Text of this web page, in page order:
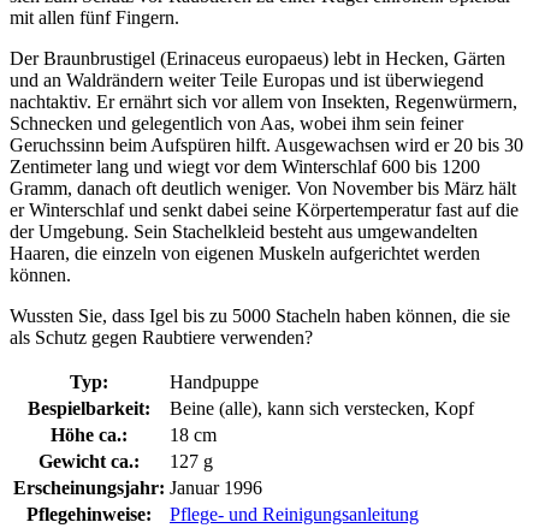
mit allen fünf Fingern.
Der Braunbrustigel (Erinaceus europaeus) lebt in Hecken, Gärten
und an Waldrändern weiter Teile Europas und ist überwiegend
nachtaktiv. Er ernährt sich vor allem von Insekten, Regenwürmern,
Schnecken und gelegentlich von Aas, wobei ihm sein feiner
Geruchssinn beim Aufspüren hilft. Ausgewachsen wird er 20 bis 30
Zentimeter lang und wiegt vor dem Winterschlaf 600 bis 1200
Gramm, danach oft deutlich weniger. Von November bis März hält
er Winterschlaf und senkt dabei seine Körpertemperatur fast auf die
der Umgebung. Sein Stachelkleid besteht aus umgewandelten
Haaren, die einzeln von eigenen Muskeln aufgerichtet werden
können.
Wussten Sie, dass Igel bis zu 5000 Stacheln haben können, die sie
als Schutz gegen Raubtiere verwenden?
Typ:
Handpuppe
Bespielbarkeit:
Beine (alle), kann sich verstecken, Kopf
Höhe ca.:
18 cm
Gewicht ca.:
127 g
Erscheinungsjahr: Januar 1996
Pflegehinweise:
Pflege- und Reinigungsanleitung